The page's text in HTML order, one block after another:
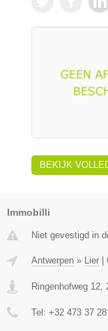
BEKIJK
Immobilli
Niet gevestigd in
Antwerpen » Lier
Ringenhofweg 12,
Tel: +32 473 37